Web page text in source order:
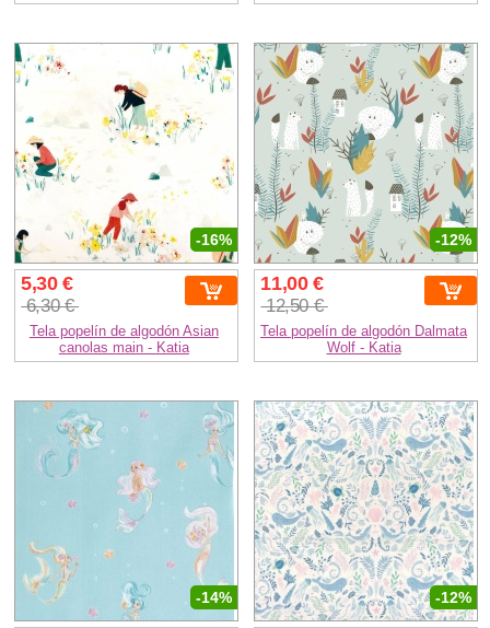
-16%
5,30 €
6,30 €
Tela popelín de algodón Asian
canolas main - Katia
-12%
11,00 €
12,50 €
Tela popelín de algodón Dalmata
Wolf - Katia
-14% -12%